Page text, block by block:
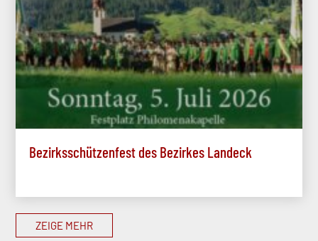
Bezirksschützenfest des Bezirkes Landeck
ZEIGE MEHR